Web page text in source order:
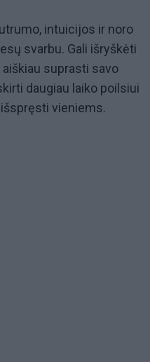
intuicijos ir noro
svarbu. Gali išryškėti
suprasti savo
daugiau laiko poilsiui
vieniems.